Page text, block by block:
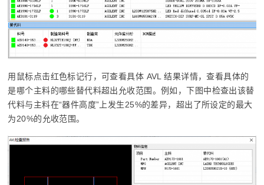
用鼠标点击红色标记行，可查看具体 AVL 结果详情，查看具体的
是哪个主料的哪些替代料超出允收范围。例如，下图中检查出该替
代料与主料在“器件高度”上发生25%的差异，超出了所设定的最大
为20%的允收范围。